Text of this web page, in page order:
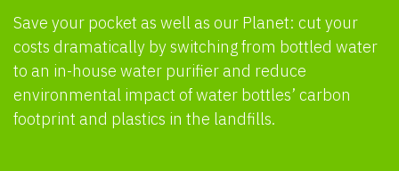
Save your pocket as well as our Planet: cut your
costs dramatically by switching from bottled water
to an in-house water purifier and reduce
environmental impact of water bottles’ carbon
footprint and plastics in the landfills.